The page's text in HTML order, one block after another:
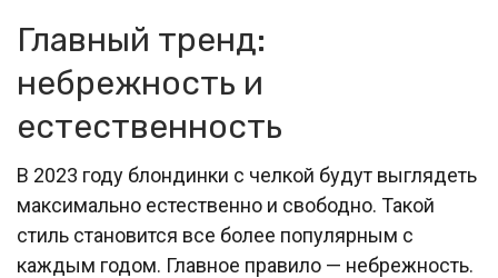
Главный тренд:
небрежность и
естественность
В 2023 году блондинки с челкой будут выглядеть
максимально естественно и свободно. Такой
стиль становится все более популярным с
каждым годом. Главное правило — небрежность.